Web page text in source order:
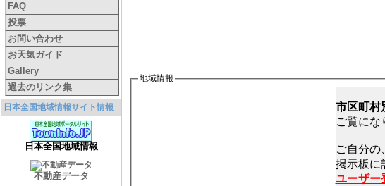
FAQ
投票
お問い合わせ
お天気ガイド
Gallery
過去のリンク集
日本全国地域情報サイト情報
日本全国地域情報
不動産データ
地域情報
市区町村
ご覧にな
ご自分の
ユーザー